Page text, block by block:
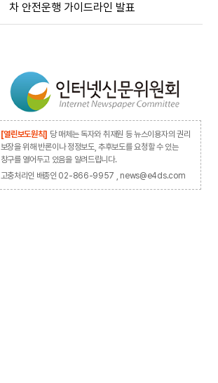
차 안전운행 가이드라인 발표
[열린보도원칙] 당 매체는 독자와 취재원 등 뉴스이용자의 권리
보장을 위해 반론이나 정정보도, 추후보도를 요청할 수 있는
창구를 열어두고 있음을 알려드립니다.
고충처리인 배종인 02-866-9957 , news@e4ds.com